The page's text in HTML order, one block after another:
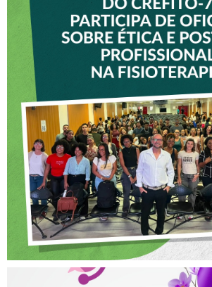
VICE-
CREFITO-7
OFICINA SOBRE
POSTURA
NA